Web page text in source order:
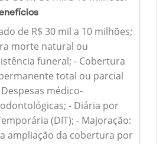
de R$ 30 mil a 10 milhões;
morte natural ou
funeral; - Cobertura
total ou parcial
médico-
- Diária por
(DIT); - Majoração:
ampliação da cobertura por